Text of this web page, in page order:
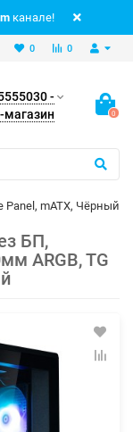
канале!
0
0
-
магазин
0
Panel, mATX, Чёрный
БП,
ARGB, TG